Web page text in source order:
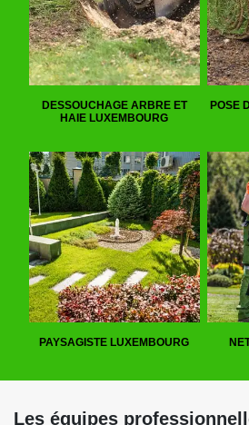
DESSOUCHAGE ARBRE ET
HAIE LUXEMBOURG
POSE
PAYSAGISTE LUXEMBOURG
Les équipes